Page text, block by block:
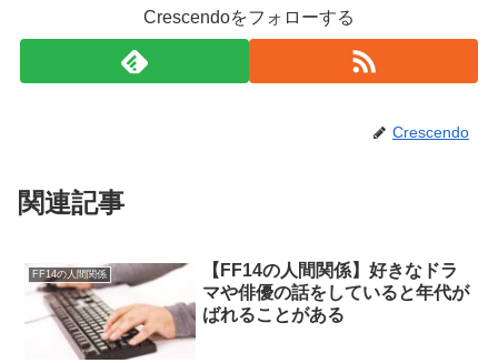
Crescendoをフォローする
Crescendo
関連記事
FF14の人間関係
【FF14の人間関係】好きなドラ
マや俳優の話をしていると年代が
ばれることがある